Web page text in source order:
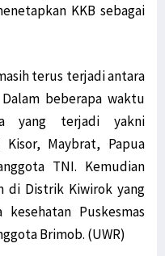
KKB sebagai
terus terjadi antara
beberapa waktu
yang terjadi yakni
Maybrat, Papua
TNI. Kemudian
di Distrik Kiwirok yang
Puskesmas
Brimob. (UWR)